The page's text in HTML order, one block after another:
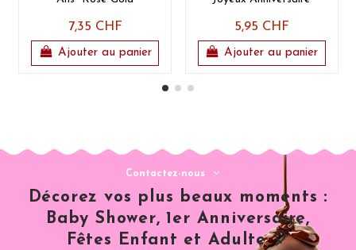
7,35 CHF
Ajouter au panier
5,95 CHF
Ajouter au panier
Contactez-nous
Décorez vos plus beaux moments :
Baby Shower, 1er Anniversaire,
Fêtes Enfant et Adulte 🎈